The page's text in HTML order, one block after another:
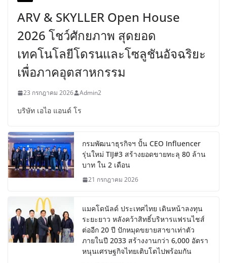
ARV & SKYLLER Open House
2026 โชว์ศักยภาพ สุดยอด
เทคโนโลยีโดรนและโซลูชันอัจฉริยะ
เพื่อภาคอุตสาหกรรม
23 กรกฎาคม 2026 Admin2
บริษัท เอไอ แอนด์ โร
กรมพัฒนาธุรกิจฯ ปั้น CEO Influencer
รุ่นใหม่ TIJ#3 สร้างยอดขายทะลุ 80 ล้าน
บาท ใน 2 เดือน
21 กรกฎาคม 2026
แมคโดนัลด์ ประเทศไทย เดินหน้าลงทุน
ระยะยาว หลังคว้าสิทธิ์บริหารแฟรนไชส์
ต่ออีก 20 ปี ปักหมุดขยายสาขาเท่าตัว
ภายในปี 2033 สร้างงานกว่า 6,000 อัตรา
หนุนเศรษฐกิจไทยเติบโตไปพร้อมกัน